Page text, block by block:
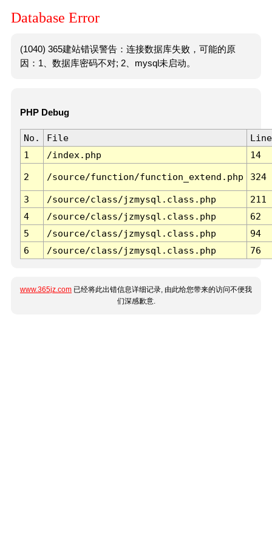
Database Error
(1040) 365建站错误警告：连接数据库失败，可能的原
因：1、数据库密码不对; 2、mysql未启动。
PHP Debug
No. File
Line
1
/index.php 14
2 /source/function/function_extend.php 324
3 /source/class/jzmysql.class.php
211
4
/source/class/jzmysql.class.php
62
5
/source/class/jzmysql.class.php
94
6
/source/class/jzmysql.class.php 76
www.365jz.com 已经将此出错信息详细记录, 由此给您带来的访问不便我
们深感歉意.